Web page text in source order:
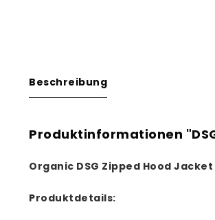
Beschreibung
Produktinformationen
Organic DSG Zipped Hood
Produktdetails: